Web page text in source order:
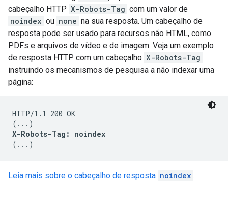
cabeçalho HTTP X-Robots-Tag com um valor de
noindex ou none na sua resposta. Um cabeçalho de
resposta pode ser usado para recursos não HTML, como
PDFs e arquivos de vídeo e de imagem. Veja um exemplo
de resposta HTTP com um cabeçalho X-Robots-Tag
instruindo os mecanismos de pesquisa a não indexar uma
página:
HTTP/1.1 200 OK
X-Robots-Tag: noindex
(...)
Leia mais sobre o cabeçalho de resposta noindex .